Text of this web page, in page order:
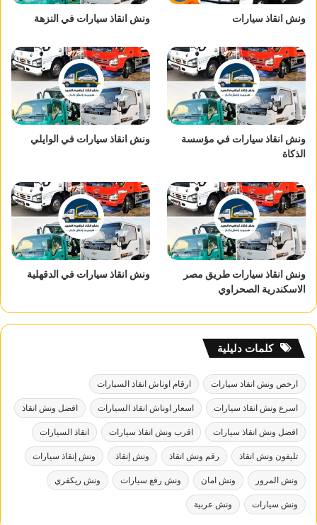
ونش انقاذ سيارات ونش انقاذ سيارات في النزهة
ونش انقاذ سيارات في مؤسسة
الذكاة
ونش انقاذ سيارات في الوايلي
ونش انقاذ سيارات طريق مصر
الاسكندرية الصحراوي
ونش انقاذ سيارات في الدقهلية
كلمات دليلية
ارخص ونش انقاذ سيارات ارقام اوناش انقاذ السيارات
اسرع ونش انقاذ سيارات اسعار اوناش انقاذ السيارات افضل ونش انقاذ
افضل ونش انقاذ سيارات اقرب ونش انقاذ سيارات انقاذ السيارات
تليفون ونش انقاذ رقم ونش انقاذ ونش إنقاذ ونش إنقاذ سيارات
ونش المرور ونش امان ونش رفع سيارات ونش ريكفري
ونش سيارات ونش عربية